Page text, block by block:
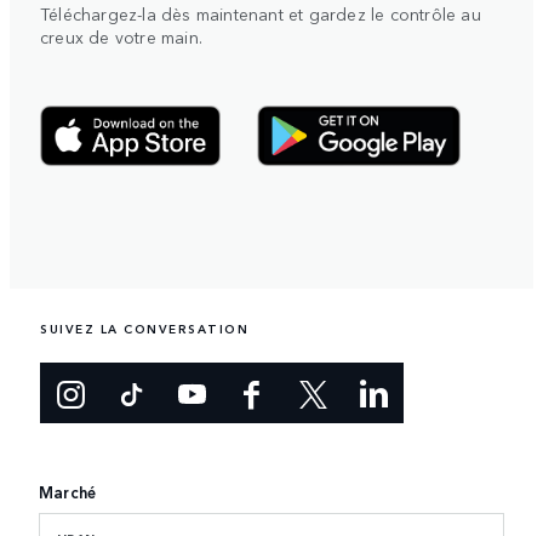
Téléchargez-la dès maintenant et gardez le contrôle au
creux de votre main.
SUIVEZ LA CONVERSATION
Marché